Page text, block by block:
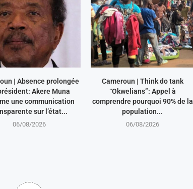
| Absence prolongée
Akere Muna
une communication
sur l’état...
06/08/2026
Cameroun | Think do tank
“Okwelians”: Appel à
comprendre pourquoi 90% de la
population...
06/08/2026